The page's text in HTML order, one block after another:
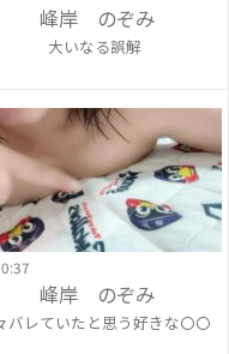
峰岸 のぞみ
大いなる誤解
峰岸 のぞみ
バレていたと思う好きな〇〇